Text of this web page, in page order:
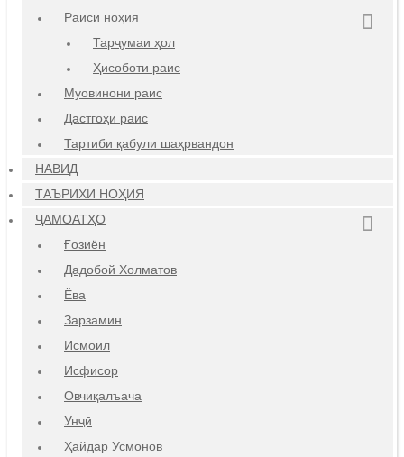
Раиси ноҳия
Тарҷумаи ҳол
Ҳисоботи раис
Муовинони раис
Дастгоҳи раис
Тартиби қабули шаҳрвандон
НАВИД
ТАЪРИХИ НОҲИЯ
ҶАМОАТҲО
Ғозиён
Дадобой Холматов
Ёва
Зарзамин
Исмоил
Исфисор
Овчиқалъача
Унҷӣ
Ҳайдар Усмонов